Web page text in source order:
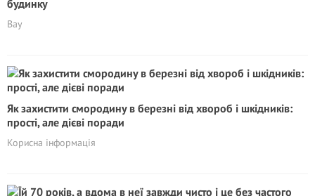
будинку
Вау
Як захистити смородину в березні від хвороб і шкідників:
прості, але дієві поради
Корисна інформація